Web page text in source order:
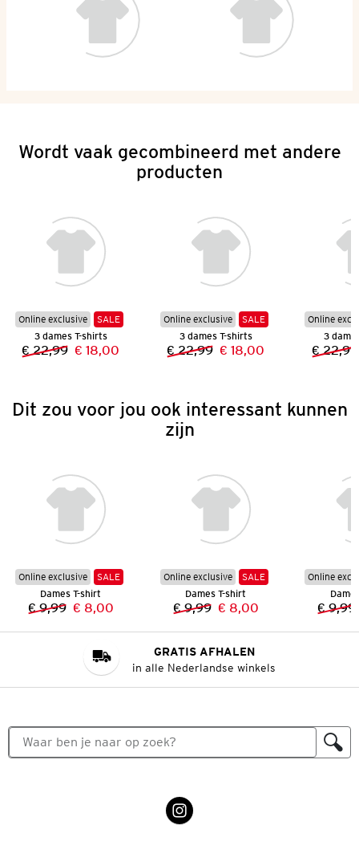
Wordt vaak gecombineerd met andere
producten
Online exclusive
SALE
3 dames T-shirts
Vorige prijs:
€ 22,99 Nieuwe prijs:
€ 18,00
Online exclusive
SALE
3 dames T-shirts
Vorige prijs:
€ 22,99 Nieuwe prijs:
€ 18,00
Online
3
€ 22,99
Dit zou voor jou ook interessant kunnen
zijn
Online exclusive
SALE
Dames T-shirt
Vorige prijs:
€ 9,99 Nieuwe prijs:
€ 8,00
Online exclusive
SALE
Dames T-shirt
Vorige prijs:
€ 9,99 Nieuwe prijs:
€ 8,00
Online
€ 9,99
GRATIS AFHALEN
in alle Nederlandse winkels